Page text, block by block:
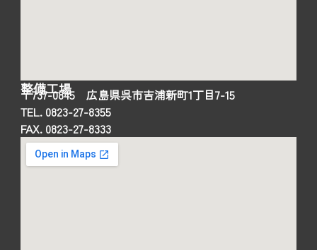
整備工場
〒737-0845 広島県呉市吉浦新町1丁目7-15
TEL. 0823-27-8355
FAX. 0823-27-8333